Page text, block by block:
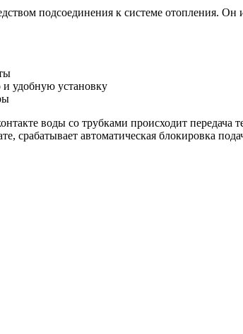
подсоединения к системе отопления.
удобную установку
воды со трубками происходит передача
срабатывает автоматическая блокировка